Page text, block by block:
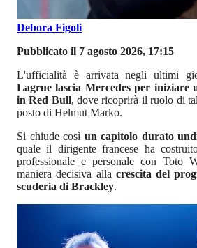
Debora Figoli
Pubblicato il 7 agosto 2026, 17:15
L'ufficialità è arrivata negli ultimi
Lagrue lascia Mercedes per iniziare
in Red Bull, dove ricoprirà il ruolo di
posto di Helmut Marko.
Si chiude così un capitolo durato
quale il dirigente francese ha
professionale e personale con Toto
maniera decisiva alla crescita del
scuderia di Brackley.